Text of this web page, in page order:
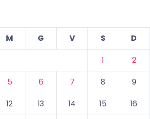
M G V S
D
1
2
5 6 7 8
9
12 13 14 15
16